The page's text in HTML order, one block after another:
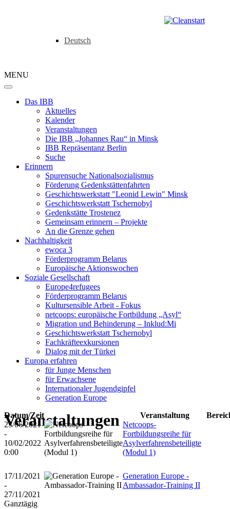
Deutsch
MENU
Das IBB
Aktuelles
Kalender
Veranstaltungen
Die IBB „Johannes Rau“ in Minsk
IBB Repräsentanz Berlin
Suche
Erinnern
Spurensuche Nationalsozialismus
Förderung Gedenkstättenfahrten
Geschichtswerkstatt "Leonid Lewin" Minsk
Geschichtswerkstatt Tschernobyl
Gedenkstätte Trostenez
Gemeinsam erinnern – Projekte
An die Grenze gehen
Nachhaltigkeit
ewoca 3
Förderprogramm Belarus
Europäische Aktionswochen
Soziale Gesellschaft
Europe4refugees
Förderprogramm Belarus
Kultursensible Arbeit - Fokus
netcoops: europäische Fortbildung „Asyl“
Migration und Behinderung – Inklud:Mi
Geschichtswerkstatt Tschernobyl
Fachkräfteexkursionen
Dialog mit der Türkei
Europa erfahren
für Junge Menschen
für Erwachsene
Internationaler Jugendgipfel
Generation Europe
Veranstaltungen
Datum/Zeit Veranstaltung
23/06/2021
-
10/02/2022
0:00
Netcoops-
Fortbildungsreihe für
Asylverfahrensbeteiligte
(Modul 1)
17/11/2021
-
27/11/2021
Ganztägig
Generation Europe -
Ambassador-Training II